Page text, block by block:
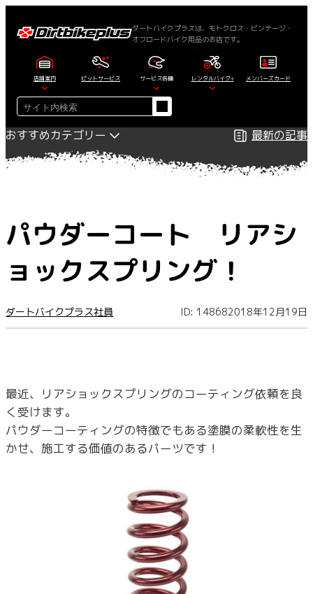
ダートバイクプラスは、モトクロス・ビンテージ・
オフロードバイク用品のお店です。
店舗案内 ピットサービス サービス各種 レンタルバイク+ メンバーズカード
検
索
おすすめカテゴリー
最新の記事
パウダーコート リアシ
ョックスプリング！
ダートバイクプラス社員 ID: 148682018年12月19日
最近、リアショックスプリングのコーティング依頼を良
く受けます。
パウダーコーティングの特徴でもある塗膜の柔軟性を生
かせ、施工する価値のあるパーツです！